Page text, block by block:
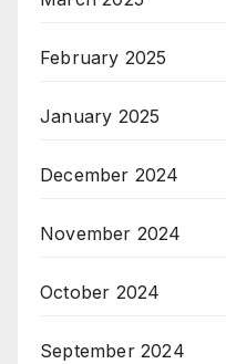
February 2025
January 2025
December 2024
November 2024
October 2024
September 2024